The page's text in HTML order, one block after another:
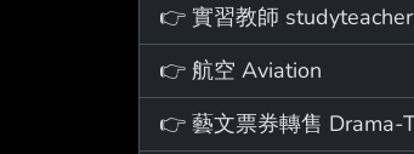
👉 實習教師 studyteacher
👉 航空 Aviation